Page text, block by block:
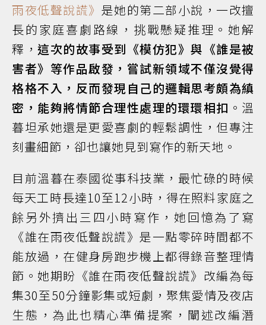
雨夜低聲說謊》 是她的第二部小說，一改擅
長的家庭喜劇路線，挑戰懸疑推理。她解
釋， 這次的故事受到《模仿犯》與《誰是被
害者》等作品啟發，嘗試新領域不僅沒覺得
格格不入，反而發現自己的邏輯思考頗為縝
密，能夠將情節合理性處理的環環相扣 。溫
暮坦承她還是更愛喜劇的輕鬆調性，但專注
刻畫細節，卻也讓她見到寫作的新天地。
目前溫暮在泰國從事科技業，最忙碌的時候
每天工時長達10至12小時，得在照料家庭之
餘另外擠出三四小時寫作，她回憶為了寫
《誰在雨夜低聲說謊》是一點零碎時間都不
能放過，在健身房跑步機上都得錄音整理情
節。她期盼《誰在雨夜低聲說謊》改編為每
集30至50分鐘影集或短劇，聚焦愛情及夜店
生態，為此也精心準備提案，闡述改編潛